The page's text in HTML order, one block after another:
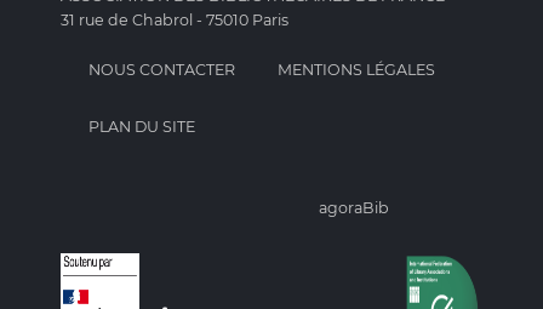
31 rue de Chabrol - 75010 Paris
NOUS CONTACTER MENTIONS LÉGALES
PLAN DU SITE
agoraBib